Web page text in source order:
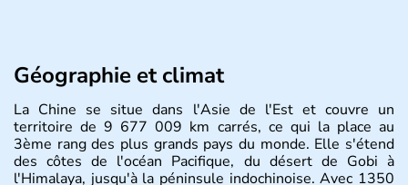
Géographie et climat
La Chine se situe dans l'Asie de l'Est et couvre un
territoire de 9 677 009 km carrés, ce qui la place au
3ème rang des plus grands pays du monde. Elle s'étend
des côtes de l'océan Pacifique, du désert de Gobi à
l'Himalaya, jusqu'à la péninsule indochinoise. Avec 1350